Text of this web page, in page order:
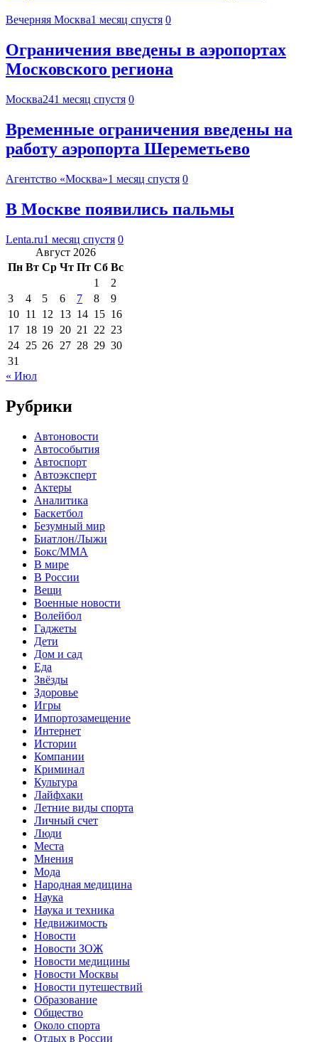
Вечерняя Москва1 месяц спустя 0
Ограничения введены в аэропортах
Московского региона
Москва241 месяц спустя 0
Временные ограничения введены на
работу аэропорта Шереметьево
Агентство «Москва»1 месяц спустя 0
В Москве появились пальмы
Lenta.ru1 месяц спустя 0
Август 2026
Пн Вт Ср Чт Пт Сб Вс
1
2
3
4 5 6 7 8
9
10 11 12 13 14 15 16
17 18 19 20 21 22 23
24 25 26 27 28 29 30
31
« Июл
Рубрики
Автоновости
Автособытия
Автоспорт
Автоэксперт
Актеры
Аналитика
Баскетбол
Безумный мир
Биатлон/Лыжи
Бокс/MMA
В мире
В России
Вещи
Военные новости
Волейбол
Гаджеты
Дети
Дом и сад
Еда
Звёзды
Здоровье
Игры
Импортозамещение
Интернет
Истории
Компании
Криминал
Культура
Лайфхаки
Летние виды спорта
Личный счет
Люди
Места
Мнения
Мода
Народная медицина
Наука
Наука и техника
Недвижимость
Новости
Новости ЗОЖ
Новости медицины
Новости Москвы
Новости путешествий
Образование
Общество
Около спорта
Отдых в России